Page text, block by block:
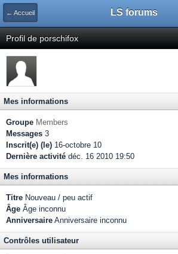
← Accueil LS forums
Profil de porschifox
Mes informations
Groupe Members
Messages 3
Inscrit(e) (le) 16-octobre 10
Dernière activité déc. 16 2010 19:50
Mes informations
Titre Nouveau / peu actif
Âge Âge inconnu
Anniversaire Anniversaire inconnu
Contrôles utilisateur